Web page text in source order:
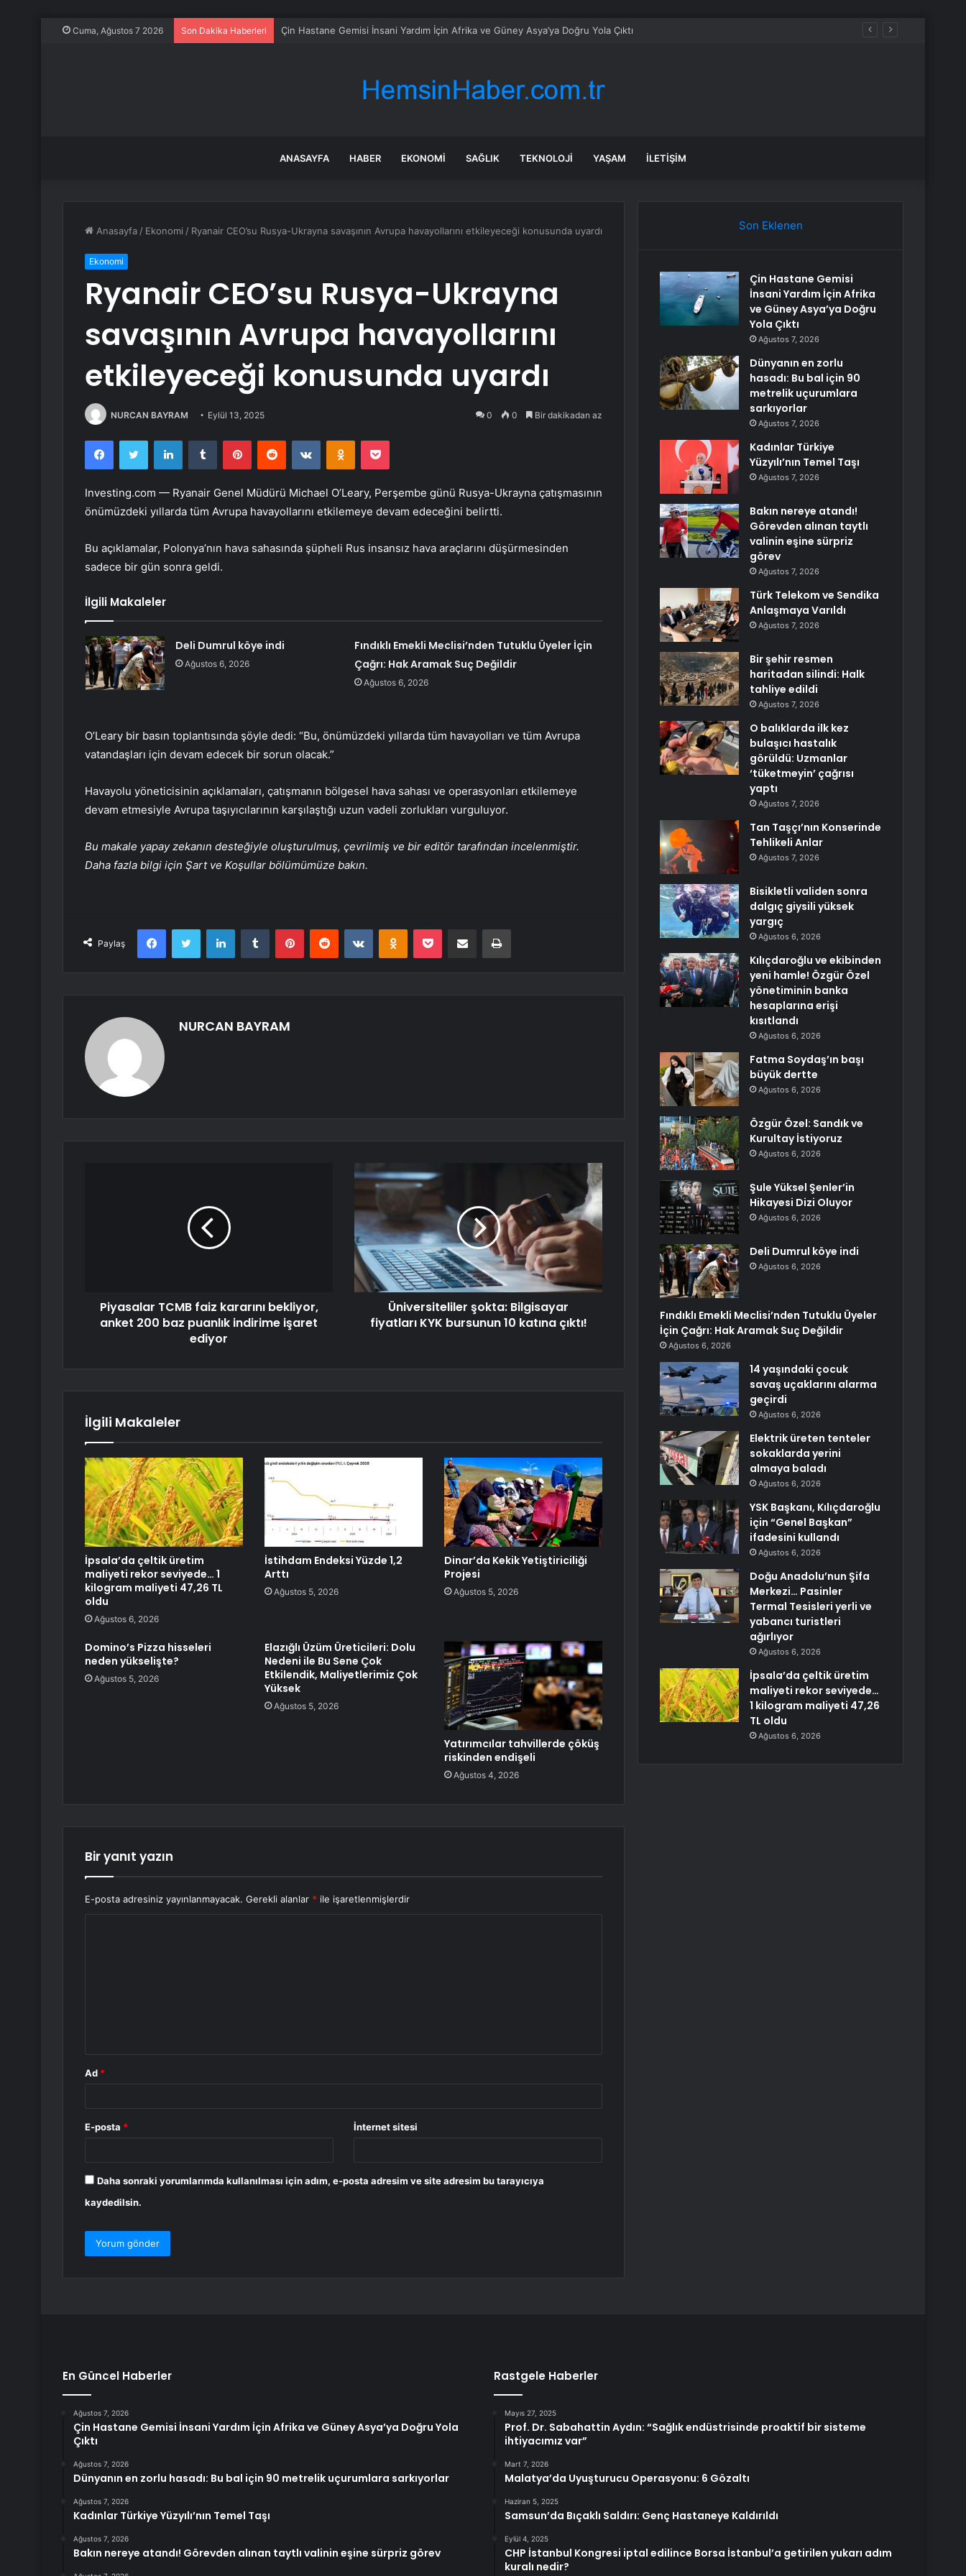
Cuma, Ağustos 7 2026 Son Dakika Haberleri Dünyanın en zorlu hasadı: Bu bal için 90 metrelik uçurumlara sarkıyorlar
ANASAYFA HABER EKONOMI SAĞLIK TEKNOLOJI YAŞAM İLETIŞIM
Anasayfa / Ekonomi / Ryanair CEO’su Rusya-Ukrayna savaşının Avrupa havayollarını etkileyeceği konusunda uyardı
Ekonomi
Ryanair CEO’su Rusya-Ukrayna
savaşının Avrupa havayollarını
etkileyeceği konusunda uyardı
NURCAN BAYRAM Eylül 13, 2025 0 0 Bir dakikadan az
FacebookTwitter LinkedInTumblr PinterestReddit VKontakteOdnoklassniki
Pocket
Investing.com — Ryanair Genel Müdürü Michael O’Leary, Perşembe günü Rusya-Ukrayna çatışmasının
önümüzdeki yıllarda tüm Avrupa havayollarını etkilemeye devam edeceğini belirtti.
Bu açıklamalar, Polonya’nın hava sahasında şüpheli Rus insansız hava araçlarını düşürmesinden
sadece bir gün sonra geldi.
İlgili Makaleler
Deli Dumrul köye indi
Ağustos 6, 2026
Fındıklı Emekli Meclisi’nden Tutuklu Üyeler İçin
Çağrı: Hak Aramak Suç Değildir
Ağustos 6, 2026
O’Leary bir basın toplantısında şöyle dedi: “Bu, önümüzdeki yıllarda tüm havayolları ve tüm Avrupa
vatandaşları için devam edecek bir sorun olacak.”
Havayolu yöneticisinin açıklamaları, çatışmanın bölgesel hava sahası ve operasyonları etkilemeye
devam etmesiyle Avrupa taşıyıcılarının karşılaştığı uzun vadeli zorlukları vurguluyor.
Bu makale yapay zekanın desteğiyle oluşturulmuş, çevrilmiş ve bir editör tarafından incelenmiştir.
Daha fazla bilgi için Şart ve Koşullar bölümümüze bakın.
Paylaş
FacebookTwitter LinkedInTumblr PinterestReddit VKontakteOdnoklassniki
Pocket E-Posta ile paylaş Yazdır
NURCAN BAYRAM
Piyasalar TCMB faiz kararını bekliyor,
anket 200 baz puanlık indirime işaret
ediyor
Üniversiteliler şokta: Bilgisayar
fiyatları KYK bursunun 10 katına çıktı!
İlgili Makaleler
İpsala’da çeltik üretim
maliyeti rekor seviyede… 1
kilogram maliyeti 47,26 TL
oldu
Ağustos 6, 2026
İstihdam Endeksi Yüzde 1,2
Arttı
Ağustos 5, 2026
Dinar’da Kekik Yetiştiriciliği
Projesi
Ağustos 5, 2026
Domino’s Pizza hisseleri
neden yükselişte?
Ağustos 5, 2026
Elazığlı Üzüm Üreticileri: Dolu
Nedeni ile Bu Sene Çok
Etkilendik, Maliyetlerimiz Çok
Yüksek
Ağustos 5, 2026
Yatırımcılar tahvillerde çöküş
riskinden endişeli
Ağustos 4, 2026
Bir yanıt yazın
E-posta adresiniz yayınlanmayacak. Gerekli alanlar * ile işaretlenmişlerdir
Ad *
E-posta * İnternet sitesi
Daha sonraki yorumlarımda kullanılması için adım, e-posta adresim ve site adresim bu tarayıcıya
kaydedilsin.
Son Eklenen
Çin Hastane Gemisi
İnsani Yardım İçin Afrika
ve Güney Asya’ya Doğru
Yola Çıktı
Ağustos 7, 2026
Dünyanın en zorlu
hasadı: Bu bal için 90
metrelik uçurumlara
sarkıyorlar
Ağustos 7, 2026
Kadınlar Türkiye
Yüzyılı’nın Temel Taşı
Ağustos 7, 2026
Bakın nereye atandı!
Görevden alınan taytlı
valinin eşine sürpriz
görev
Ağustos 7, 2026
Türk Telekom ve Sendika
Anlaşmaya Varıldı
Ağustos 7, 2026
Bir şehir resmen
haritadan silindi: Halk
tahliye edildi
Ağustos 7, 2026
O balıklarda ilk kez
bulaşıcı hastalık
görüldü: Uzmanlar
‘tüketmeyin’ çağrısı
yaptı
Ağustos 7, 2026
Tan Taşçı’nın Konserinde
Tehlikeli Anlar
Ağustos 7, 2026
Bisikletli validen sonra
dalgıç giysili yüksek
yargıç
Ağustos 6, 2026
Kılıçdaroğlu ve ekibinden
yeni hamle! Özgür Özel
yönetiminin banka
hesaplarına erişi
kısıtlandı
Ağustos 6, 2026
Fatma Soydaş’ın başı
büyük dertte
Ağustos 6, 2026
Özgür Özel: Sandık ve
Kurultay İstiyoruz
Ağustos 6, 2026
Şule Yüksel Şenler’in
Hikayesi Dizi Oluyor
Ağustos 6, 2026
Deli Dumrul köye indi
Ağustos 6, 2026
Fındıklı Emekli Meclisi’nden Tutuklu Üyeler
İçin Çağrı: Hak Aramak Suç Değildir
Ağustos 6, 2026
14 yaşındaki çocuk
savaş uçaklarını alarma
geçirdi
Ağustos 6, 2026
Elektrik üreten tenteler
sokaklarda yerini
almaya baladı
Ağustos 6, 2026
YSK Başkanı, Kılıçdaroğlu
için “Genel Başkan”
ifadesini kullandı
Ağustos 6, 2026
Doğu Anadolu’nun Şifa
Merkezi… Pasinler
Termal Tesisleri yerli ve
yabancı turistleri
ağırlıyor
Ağustos 6, 2026
İpsala’da çeltik üretim
maliyeti rekor seviyede…
1 kilogram maliyeti 47,26
TL oldu
Ağustos 6, 2026
En Güncel Haberler
Ağustos 7, 2026
Çin Hastane Gemisi İnsani Yardım İçin Afrika ve Güney Asya’ya Doğru Yola
Çıktı
Ağustos 7, 2026
Dünyanın en zorlu hasadı: Bu bal için 90 metrelik uçurumlara sarkıyorlar
Ağustos 7, 2026
Kadınlar Türkiye Yüzyılı’nın Temel Taşı
Ağustos 7, 2026
Bakın nereye atandı! Görevden alınan taytlı valinin eşine sürpriz görev
Rastgele Haberler
Mayıs 27, 2025
Prof. Dr. Sabahattin Aydın: “Sağlık endüstrisinde proaktif bir sisteme
ihtiyacımız var”
Mart 7, 2026
Malatya’da Uyuşturucu Operasyonu: 6 Gözaltı
Haziran 5, 2025
Samsun’da Bıçaklı Saldırı: Genç Hastaneye Kaldırıldı
Eylül 4, 2025
CHP İstanbul Kongresi iptal edilince Borsa İstanbul’a getirilen yukarı adım
kuralı nedir?